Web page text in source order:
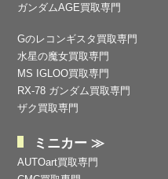
ガンダムAGE買取専門
Gのレコンギスタ買取専門
水星の魔女買取専門
MS IGLOO買取専門
RX-78 ガンダム買取専門
ザク買取専門
ミニカー ≫
AUTOart買取専門